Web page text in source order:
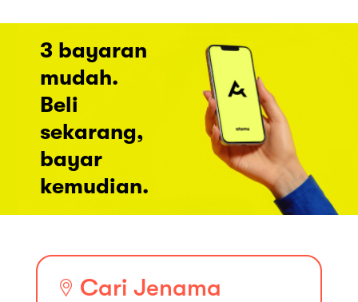
3 bayaran
mudah.
Beli
sekarang,
bayar
kemudian.
Cari Jenama